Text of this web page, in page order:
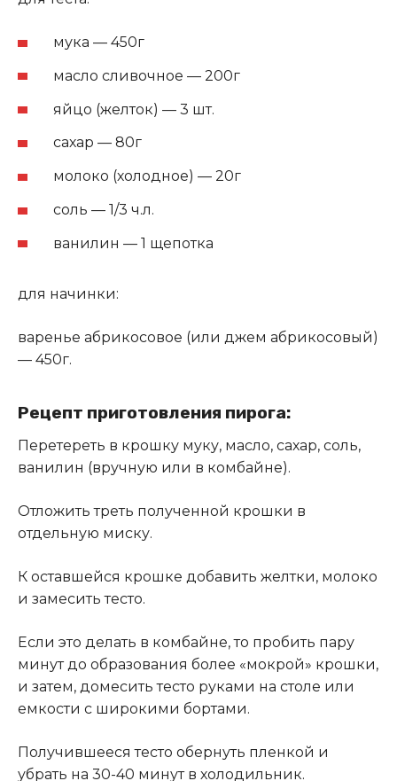
мука — 450г
масло сливочное — 200г
яйцо (желток) — 3 шт.
сахар — 80г
молоко (холодное) — 20г
соль — 1/3 ч.л.
ванилин — 1 щепотка
для начинки:
варенье абрикосовое (или джем абрикосовый)
— 450г.
Рецепт приготовления пирога:
Перетереть в крошку муку, масло, сахар, соль,
ванилин (вручную или в комбайне).
Отложить треть полученной крошки в
отдельную миску.
К оставшейся крошке добавить желтки, молоко
и замесить тесто.
Если это делать в комбайне, то пробить пару
минут до образования более «мокрой» крошки,
и затем, домесить тесто руками на столе или
емкости с широкими бортами.
Получившееся тесто обернуть пленкой и
убрать на 30-40 минут в холодильник.